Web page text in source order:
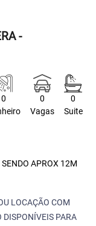
-
0
0
Vagas
0
Suite
APROX 12M
LOCAÇÃO COM
DISPONÍVEIS PARA